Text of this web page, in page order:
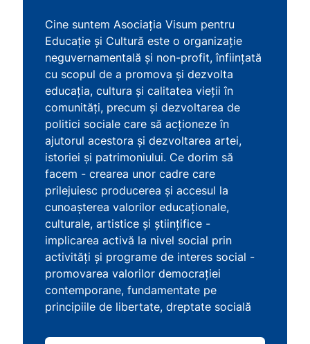
Cine suntem Asociația Visum pentru
Educație și Cultură este o organizație
neguvernamentală și non-profit, înființată
cu scopul de a promova și dezvolta
educația, cultura și calitatea vieții în
comunități, precum și dezvoltarea de
politici sociale care să acționeze în
ajutorul acestora și dezvoltarea artei,
istoriei și patrimoniului. Ce dorim să
facem - crearea unor cadre care
prilejuiesc producerea și accesul la
cunoașterea valorilor educaționale,
culturale, artistice și științifice -
implicarea activă la nivel social prin
activităţi şi programe de interes social -
promovarea valorilor democraţiei
contemporane, fundamentate pe
principiile de libertate, dreptate socială